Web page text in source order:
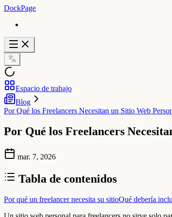
DockPage
Espacio de trabajo
Blog
Por Qué los Freelancers Necesitan un Sitio Web
Por Qué los Freelancers
mar. 7, 2026
Tabla de contenidos
Por qué un freelancer necesita su sitioQué debería